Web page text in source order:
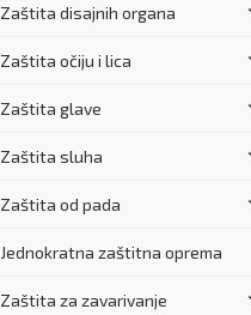
Zaštita disajnih organa
Zaštita očiju i lica
Zaštita glave
Zaštita sluha
Zaštita od pada
Jednokratna zaštitna oprema
Zaštita za zavarivanje